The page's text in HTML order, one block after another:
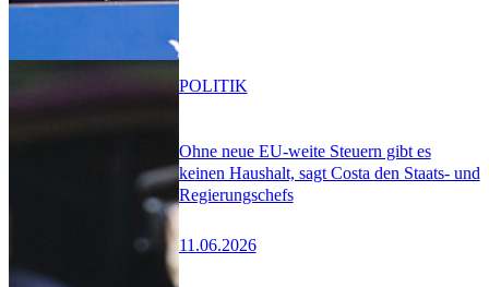
Ohne neue EU-weite Steuern gibt es
keinen Haushalt, sagt Costa den Staats- und
Regierungschefs
11.06.2026
POLITIK